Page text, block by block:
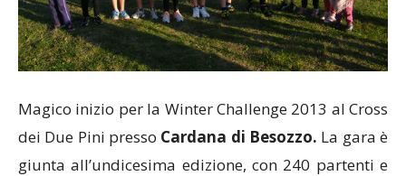
Magico inizio per la Winter Challenge 2013 al Cross
dei Due Pini presso Cardana di Besozzo. La gara è
giunta all’undicesima edizione, con 240 partenti e